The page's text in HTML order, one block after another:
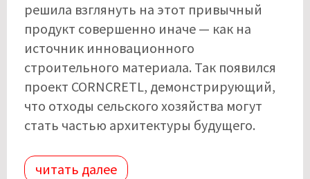
решила взглянуть на этот привычный
продукт совершенно иначе — как на
источник инновационного
строительного материала. Так появился
проект CORNCRETL, демонстрирующий,
что отходы сельского хозяйства могут
стать частью архитектуры будущего.
читать далее